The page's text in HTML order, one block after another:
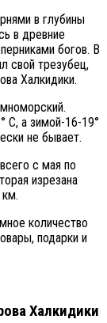
в глубины
в древние
богов. В
свой трезубец,
Халкидики.
С, а зимой-16-19°
не бывает.
с мая по
изрезана
количество
подарки и
Халкидики